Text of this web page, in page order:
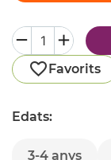
Favorits
Edats:
3-4 anys